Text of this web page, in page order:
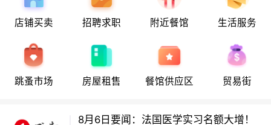
店铺买卖 招聘求职 附近餐馆 生活服务
跳蚤市场 房屋租售 餐馆供应区 贸易街
8月6日要闻：法国医学实习名额大增！
地铁8号线部分关闭！宠物店违规罚款出
炉！
巴黎地铁音乐家海选启动！
8月6日要闻：法国医学实习名额大增！